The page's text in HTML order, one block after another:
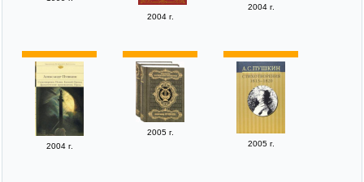
2004 г.
2004 г.
2004 г.
2005 г.
2005 г.